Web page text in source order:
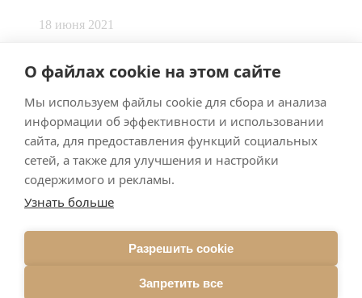
О файлах cookie на этом сайте
Мы используем файлы cookie для сбора и анализа
информации об эффективности и использовании
сайта, для предоставления функций социальных
сетей, а также для улучшения и настройки
содержимого и рекламы.
Узнать больше
Разрешить cookie
Запретить все
18 июня 2021
Made bySmart Team
ImpressumDatenschutz
Подписывайтесь на меня в Телеграм
Подписаться
Брачное агентство в Германии